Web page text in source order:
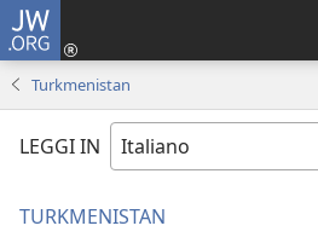
JW.ORG
Turkmenistan
LEGGI IN
TURKMENISTAN